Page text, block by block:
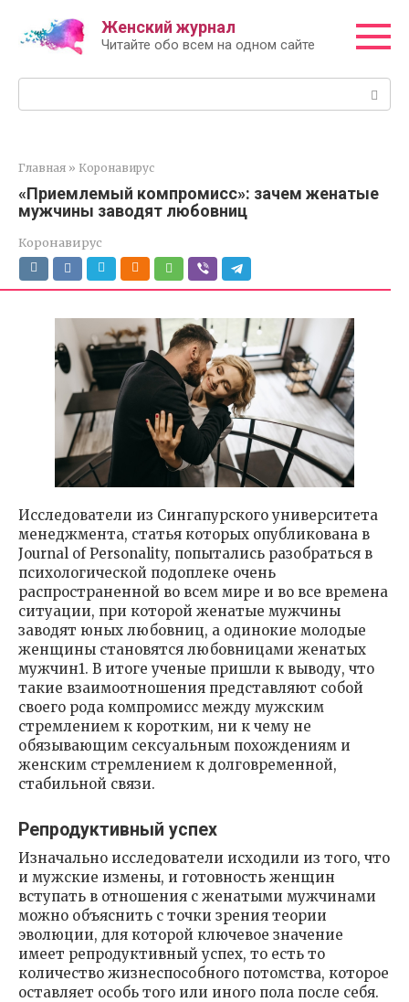
контенту
Женский журнал
Читайте обо всем на одном сайте
Главная » Коронавирус
«Приемлемый компромисс»: зачем женатые
мужчины заводят любовниц
Коронавирус
Исследователи из Сингапурского университета
менеджмента, статья которых опубликована в
Journal of Personality, попытались разобраться в
психологической подоплеке очень
распространенной во всем мире и во все времена
ситуации, при которой женатые мужчины
заводят юных любовниц, а одинокие молодые
женщины становятся любовницами женатых
мужчин1. В итоге ученые пришли к выводу, что
такие взаимоотношения представляют собой
своего рода компромисс между мужским
стремлением к коротким, ни к чему не
обязывающим сексуальным похождениям и
женским стремлением к долговременной,
стабильной связи.
Репродуктивный успех
Изначально исследователи исходили из того, что
и мужские измены, и готовность женщин
вступать в отношения с женатыми мужчинами
можно объяснить с точки зрения теории
эволюции, для которой ключевое значение
имеет репродуктивный успех, то есть то
количество жизнеспособного потомства, которое
оставляет особь того или иного пола после себя.